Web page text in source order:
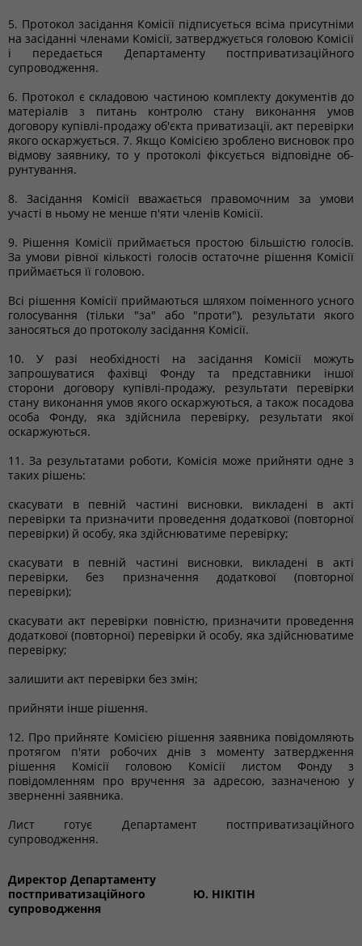
5. Протокол засідання Комісії підписується всіма присутніми
на засіданні членами Комісії, затверджується головою Комісії
і передається Департаменту постприватизаційного
супроводження.
6. Протокол є складовою частиною комплекту документів до
матеріалів з питань контролю стану виконання умов
договору купівлі-продажу об'єкта приватизації, акт перевірки
якого оскаржується. 7. Якщо Комісією зроблено висновок про
відмову заявнику, то у протоколі фіксується відповідне об­
рунтування.
8. Засідання Комісії вважається правомочним за умови
участі в ньому не менше п'яти членів Комісії.
9. Рішення Комісії приймається простою більшістю голосів.
За умови рівної кількості голосів остаточне рішення Комісії
приймається її головою.
Всі рішення Комісії приймаються шляхом поіменного усного
голосування (тільки "за" або "проти"), результати якого
заносяться до протоколу засідання Комісії.
10. У разі необхідності на засідання Комісії можуть
запрошуватися фахівці Фонду та представники іншої
сторони договору купівлі-продажу, результати перевірки
стану виконання умов якого оскаржуються, а також посадова
особа Фонду, яка здійснила перевірку, результати якої
оскаржуються.
11. За результатами роботи, Комісія може прийняти одне з
таких рішень:
скасувати в певній частині висновки, викладені в акті
перевірки та призначити проведення додаткової (повторної
перевірки) й особу, яка здійснюватиме перевірку;
скасувати в певній частині висновки, викладені в акті
перевірки, без призначення додаткової (повторної
перевірки);
скасувати акт перевірки повністю, призначити проведення
додаткової (повторної) перевірки й особу, яка здійснюватиме
перевірку;
залишити акт перевірки без змін;
прийняти інше рішення.
12. Про прийняте Комісією рішення заявника повідомляють
протягом п'яти робочих днів з моменту затвердження
рішення Комісії головою Комісії листом Фонду з
повідомленням про вручення за адресою, зазначеною у
зверненні заявника.
Лист готує Департамент постприватизаційного
супроводження.
Директор Департаменту
постприватизаційного
супроводження
Ю. НІКІТІН